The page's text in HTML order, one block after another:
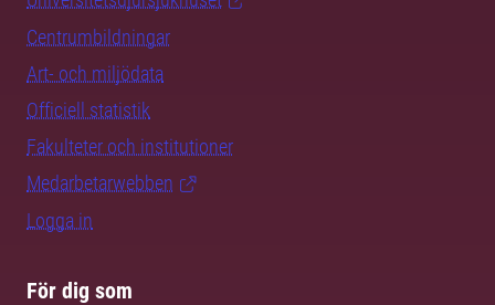
Centrumbildningar
Art- och miljödata
Officiell statistik
Fakulteter och institutioner
Medarbetarwebben
Logga in
För dig som